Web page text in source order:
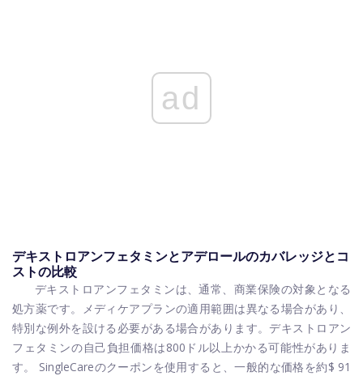
ad
デキストロアンフェタミンとアデロールのカバレッジとコ
ストの比較
デキストロアンフェタミンは、通常、商業保険の対象となる
処方薬です。メディケアプランの適用範囲は異なる場合があり、
特別な例外を設ける必要がある場合があります。デキストロアン
フェタミンの自己負担価格は800ドル以上かかる可能性がありま
す。 SingleCareのクーポンを使用すると、一般的な価格を約$ 91